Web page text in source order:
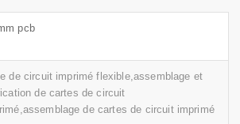
pcb
de circuit imprimé flexible,assemblage et
de cartes de circuit
de cartes de circuit imprimé